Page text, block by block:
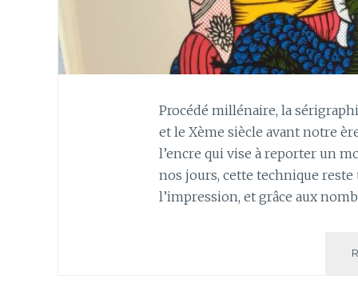
Procédé millénaire, la
et le Xème siècle avant notre
l’encre qui vise à reporter un
nos jours, cette technique
l’impression, et grâce aux